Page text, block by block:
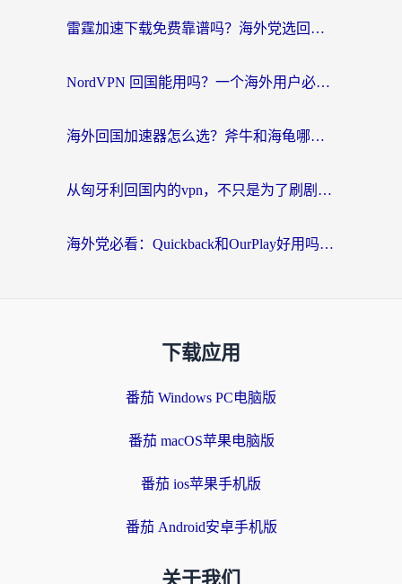
雷霆加速下载免费靠谱吗？海外党选回国加速器的避坑指南（附热门工具对比）
NordVPN 回国能用吗？一个海外用户必须面对的真实困境
海外回国加速器怎么选？斧牛和海龟哪个好？一篇帮你避开坑的实用指南
从匈牙利回国内的vpn，不只是为了刷剧那么简单
海外党必看：Quickback和OurPlay好用吗？3分钟选对回国加速器，无缝刷剧玩游戏
下载应用
番茄 Windows PC电脑版
番茄 macOS苹果电脑版
番茄 ios苹果手机版
番茄 Android安卓手机版
关于我们